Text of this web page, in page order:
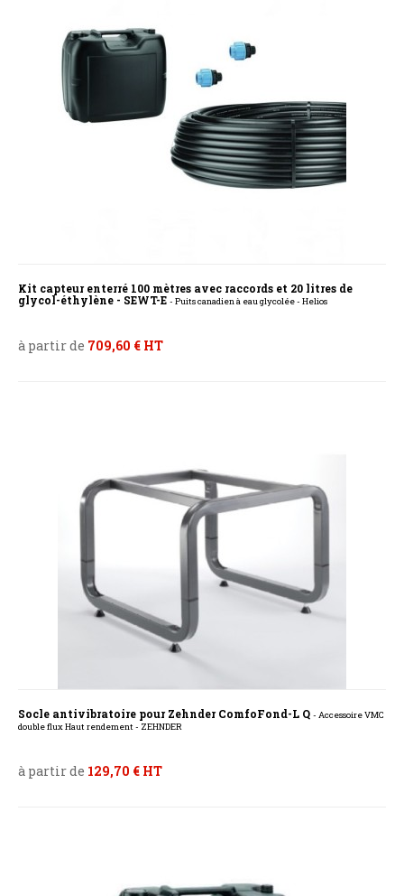
Kit capteur enterré 100 mètres avec raccords et 20 litres de
glycol-éthylène - SEWT-E - Puits canadien à eau glycolée - Helios
à partir de 709,60 € HT
Socle antivibratoire pour Zehnder ComfoFond-L Q - Accessoire VMC
double flux Haut rendement - ZEHNDER
à partir de 129,70 € HT